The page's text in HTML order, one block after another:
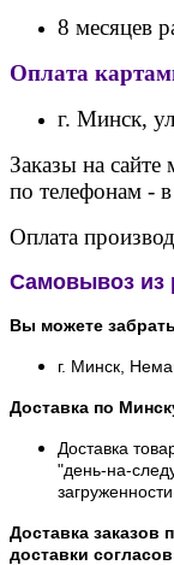
8 месяцев
Оплата
г. Минск,
Заказы на
по телефонам -
Оплата
Самовывоз из
Вы можете
г. Минск,
Доставка по
Доставка
"день-на-
Доставка заказов
доставки